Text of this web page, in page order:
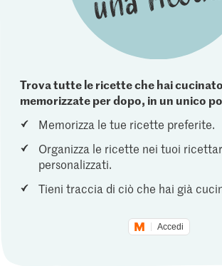
Trova tutte le ricette che hai
memorizzate per dopo, in un unico
Memorizza le tue ricette preferite.
Organizza le ricette nei tuoi
personalizzati.
Tieni traccia di ciò che hai già
Accedi